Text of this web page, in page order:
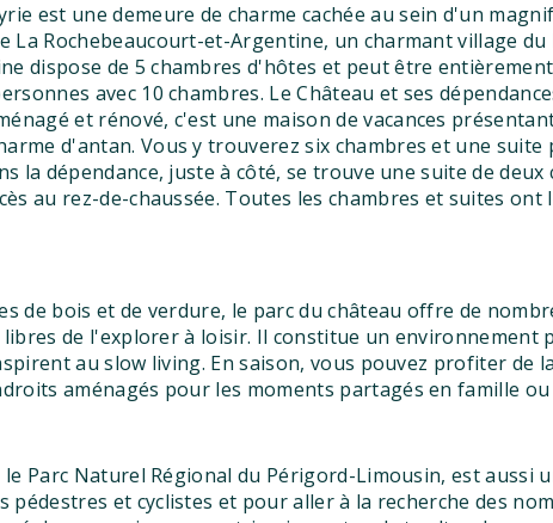
est une demeure de charme cachée au sein d'un
La Rochebeaucourt-et-Argentine, un charmant village
dispose de 5 chambres d'hôtes et peut être
avec 10 chambres. Le Château et ses
et rénové, c'est une maison de vacances
d'antan. Vous y trouverez six chambres et une suite
la dépendance, juste à côté, se trouve une suite de
au rez-de-chaussée. Toutes les chambres et suites
de bois et de verdure, le parc du château offre de
de l'explorer à loisir. Il constitue un environnement
au slow living. En saison, vous pouvez profiter de
aménagés pour les moments partagés en famille
Parc Naturel Régional du Périgord-Limousin, est aussi
pédestres et cyclistes et pour aller à la recherche des